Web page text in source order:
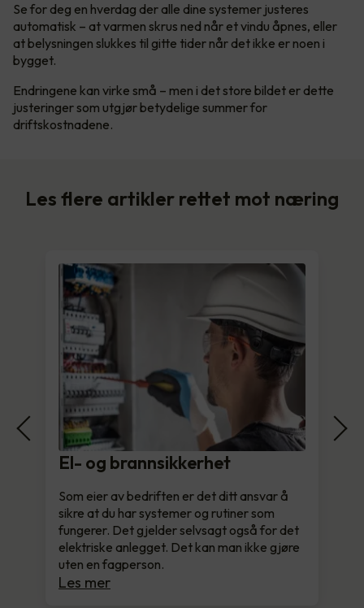
Se for deg en hverdag der alle dine systemer justeres
automatisk – at varmen skrus ned når et vindu åpnes, eller
at belysningen slukkes til gitte tider når det ikke er noen i
bygget.
Endringene kan virke små – men i det store bildet er dette
justeringer som utgjør betydelige summer for
driftskostnadene.
Les flere artikler rettet mot næring
El- og brannsikkerhet
Som eier av bedriften er det ditt ansvar å
sikre at du har systemer og rutiner som
fungerer. Det gjelder selvsagt også for det
elektriske anlegget. Det kan man ikke gjøre
uten en fagperson.
Les mer